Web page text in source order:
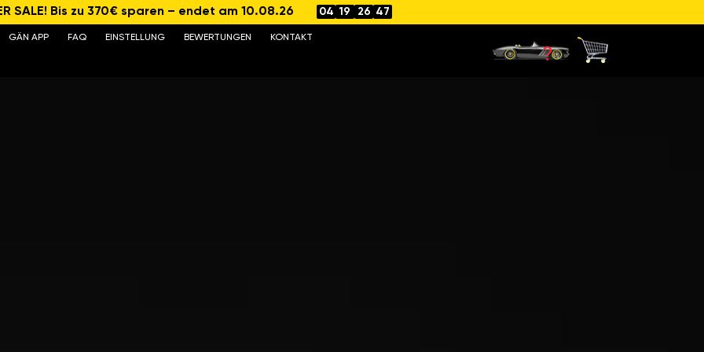
SALE! Bis zu 370€ sparen – endet am 10.08.26 04 19 26 46
GÄN APP FAQ EINSTELLUNG BEWERTUNGEN
KONTAKT